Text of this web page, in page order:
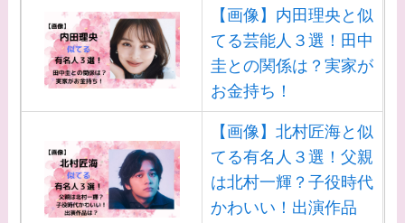
【画像】内田理央と似
てる芸能人３選！田中
圭との関係は？実家が
お金持ち！
【画像】北村匠海と似
てる有名人３選！父親
は北村一輝？子役時代
かわいい！出演作品